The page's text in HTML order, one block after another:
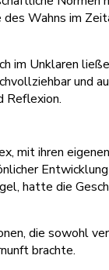
des Wahns im
im Unklaren
und
Reflexion.
mit ihren
hatte die
die sowohl
brachte.